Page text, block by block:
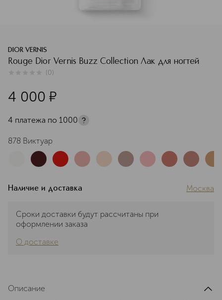
DIOR VERNIS
Rouge Dior Vernis Buzz Collection Лак для ногтей
(0)
4 000 ¤
4 платежа по 1000
878 Виктуар
Наличие и доставка Москва
Сроки доставки будут рассчитаны при
оформлении заказа
О доставке
Описание